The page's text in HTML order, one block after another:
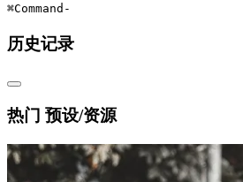
⌘Command -
历史记录
热门 预设/资源